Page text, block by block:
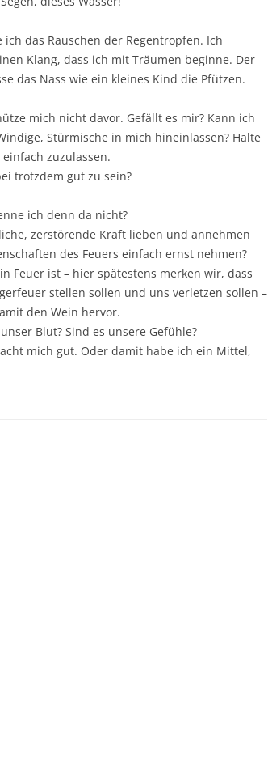
das Rauschen der Regentropfen. Ich
Klang, dass ich mit Träumen beginne. Der
das Nass wie ein kleines Kind die Pfützen.
mich nicht davor. Gefällt es mir? Kann ich
Stürmische in mich hineinlassen? Halte
zuzulassen.
trotzdem gut zu sein?
ich denn da nicht?
zerstörende Kraft lieben und annehmen
des Feuers einfach ernst nehmen?
Feuer ist – hier spätestens merken wir, dass
stellen sollen und uns verletzen sollen –
den Wein hervor.
Blut? Sind es unsere Gefühle?
mich gut. Oder damit habe ich ein Mittel,